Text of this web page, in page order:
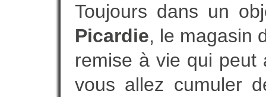
Toujours dans un
Picardie, le magasin
remise à vie qui peut
vous allez cumuler